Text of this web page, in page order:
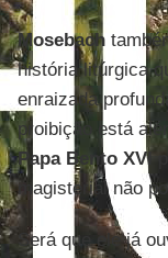
Mosebach
história litúrgica
enraizada
proibição está
Papa Bento XVI
magisterial não
Será que ele já